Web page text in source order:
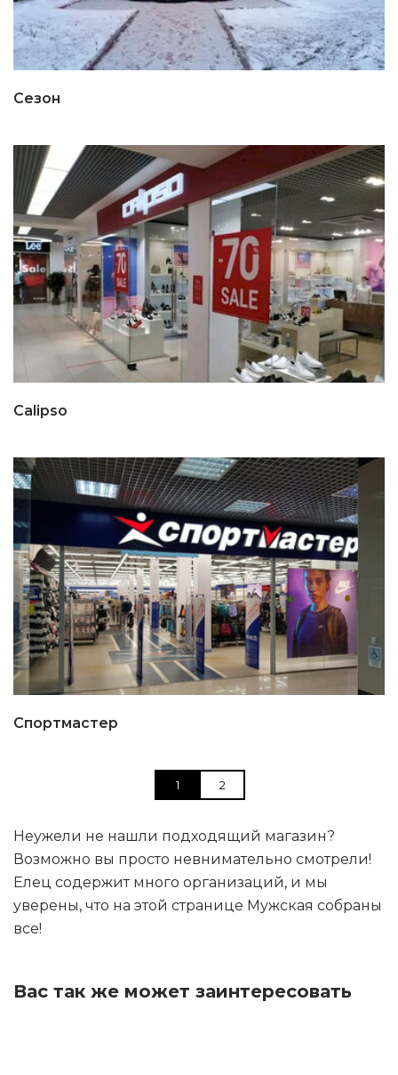
Сезон
Calipso
Спортмастер
1 2
Неужели не нашли подходящий магазин?
Возможно вы просто невнимательно смотрели!
Елец содержит много организаций, и мы
уверены, что на этой странице Мужская собраны
все!
Вас так же может заинтересовать